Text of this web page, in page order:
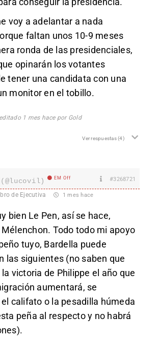
voy a adelantar a nada
faltan unos 10-9 meses
ronda de las presidenciales,
opinarán los votantes
tener una candidata con una
monitor en el tobillo.
1 mes hace por Gold
Ver respuestas(4)
(@lucovil) EM Off #3268721
de Ejecutiva 1 mes hace
bien Le Pen, así se hace,
Todo todo mi apoyo
tuyo, Bardella puede
las siguientes (no saben que
victoria de Philippe el año que
aumentará, se
califato o la pesadilla húmeda
peña al respecto y no habrá